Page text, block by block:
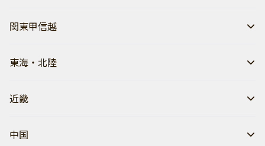
関東甲信越
東海・北陸
近畿
中国